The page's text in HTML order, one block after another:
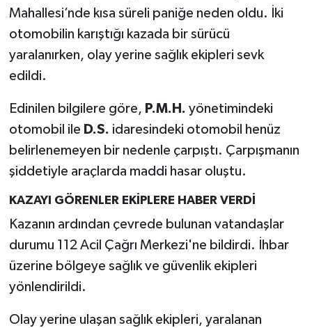
Mahallesi’nde kısa süreli paniğe neden oldu. İki
otomobilin karıştığı kazada bir sürücü
yaralanırken, olay yerine sağlık ekipleri sevk
edildi.
Edinilen bilgilere göre, P.M.H. yönetimindeki
otomobil ile D.S. idaresindeki otomobil henüz
belirlenemeyen bir nedenle çarpıştı. Çarpışmanın
şiddetiyle araçlarda maddi hasar oluştu.
KAZAYI GÖRENLER EKİPLERE HABER VERDİ
Kazanın ardından çevrede bulunan vatandaşlar
durumu 112 Acil Çağrı Merkezi'ne bildirdi. İhbar
üzerine bölgeye sağlık ve güvenlik ekipleri
yönlendirildi.
Olay yerine ulaşan sağlık ekipleri, yaralanan